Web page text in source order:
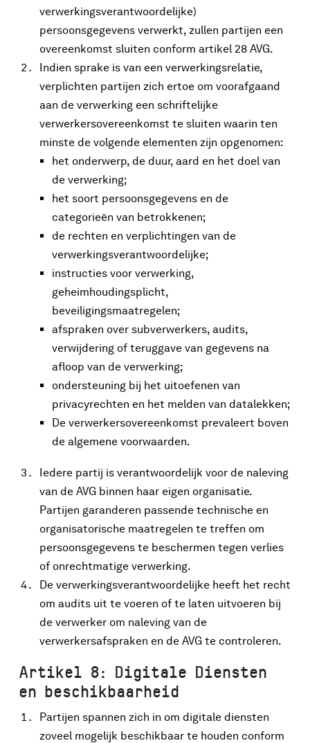
verwerkingsverantwoordelijke)
persoonsgegevens verwerkt, zullen partijen een
overeenkomst sluiten conform artikel 28 AVG.
Indien sprake is van een verwerkingsrelatie,
verplichten partijen zich ertoe om voorafgaand
aan de verwerking een schriftelijke
verwerkersovereenkomst te sluiten waarin ten
minste de volgende elementen zijn opgenomen:
het onderwerp, de duur, aard en het doel van
de verwerking;
het soort persoonsgegevens en de
categorieën van betrokkenen;
de rechten en verplichtingen van de
verwerkingsverantwoordelijke;
instructies voor verwerking,
geheimhoudingsplicht,
beveiligingsmaatregelen;
afspraken over subverwerkers, audits,
verwijdering of teruggave van gegevens na
afloop van de verwerking;
ondersteuning bij het uitoefenen van
privacyrechten en het melden van datalekken;
De verwerkersovereenkomst prevaleert boven
de algemene voorwaarden.
Iedere partij is verantwoordelijk voor de naleving
van de AVG binnen haar eigen organisatie.
Partijen garanderen passende technische en
organisatorische maatregelen te treffen om
persoonsgegevens te beschermen tegen verlies
of onrechtmatige verwerking.
De verwerkingsverantwoordelijke heeft het recht
om audits uit te voeren of te laten uitvoeren bij
de verwerker om naleving van de
verwerkersafspraken en de AVG te controleren.
Artikel 8: Digitale Diensten
en beschikbaarheid
Partijen spannen zich in om digitale diensten
zoveel mogelijk beschikbaar te houden conform